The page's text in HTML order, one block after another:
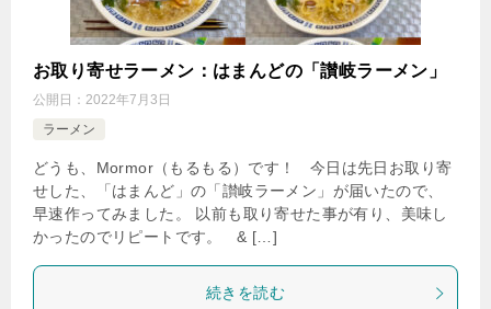
お取り寄せラーメン：はまんどの「讃岐ラーメン」
公開日： 2022年7月3日
ラーメン
どうも、Mormor（もるもる）です！ 今日は先日お取り寄
せした、「はまんど」の「讃岐ラーメン」が届いたので、
早速作ってみました。 以前も取り寄せた事が有り、美味し
かったのでリピートです。 & […]
続きを読む